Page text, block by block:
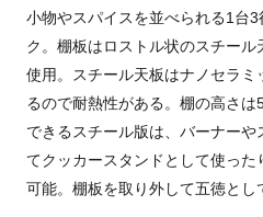
小物やスパイスを並べられる1台
ク。棚板はロストル状のスチー
使用。スチール天板はナノセラ
るので耐熱性がある。棚の高さ
できるスチール版は、バーナー
てクッカースタンドとして使っ
可能。棚板を取り外して五徳とし